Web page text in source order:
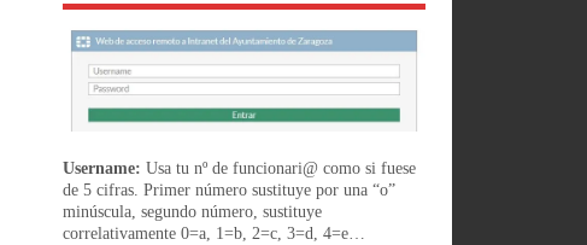
Username: Usa tu nº de funcionari@ como si fuese
de 5 cifras. Primer número sustituye por una “o”
minúscula, segundo número, sustituye
correlativamente 0=a, 1=b, 2=c, 3=d, 4=e…